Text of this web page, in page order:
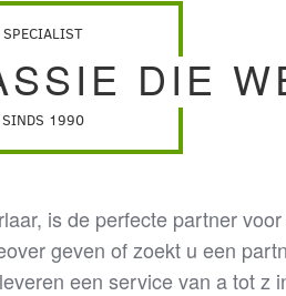
SPECIALIST
DIE
SINDS 1990
is de perfecte partner
geven of zoekt u een
een service van a tot z